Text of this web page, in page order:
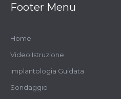
Footer Menu
Home
Video Istruzione
Implantologia Guidata
Sondaggio